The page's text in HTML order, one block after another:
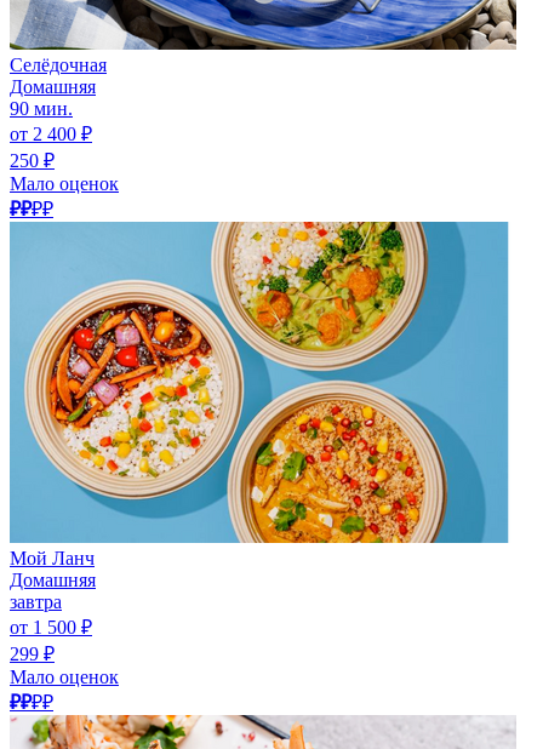
Селёдочная
Домашняя
90 мин.
от 2 400 ₽
250 ₽
Мало оценок
₽₽₽₽
Мой Ланч
Домашняя
завтра
от 1 500 ₽
299 ₽
Мало оценок
₽₽₽₽